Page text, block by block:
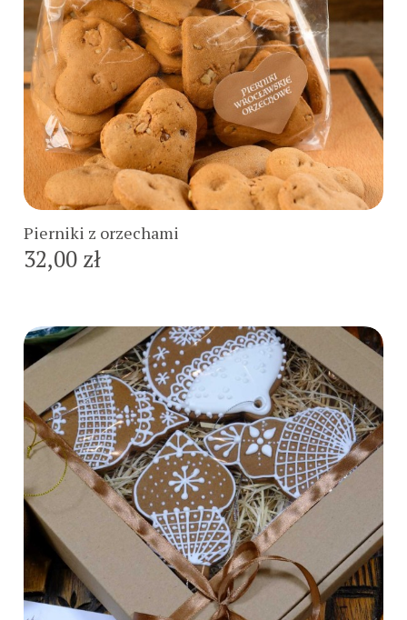
Pierniki z orzechami
32,00 zł
Do koszyka